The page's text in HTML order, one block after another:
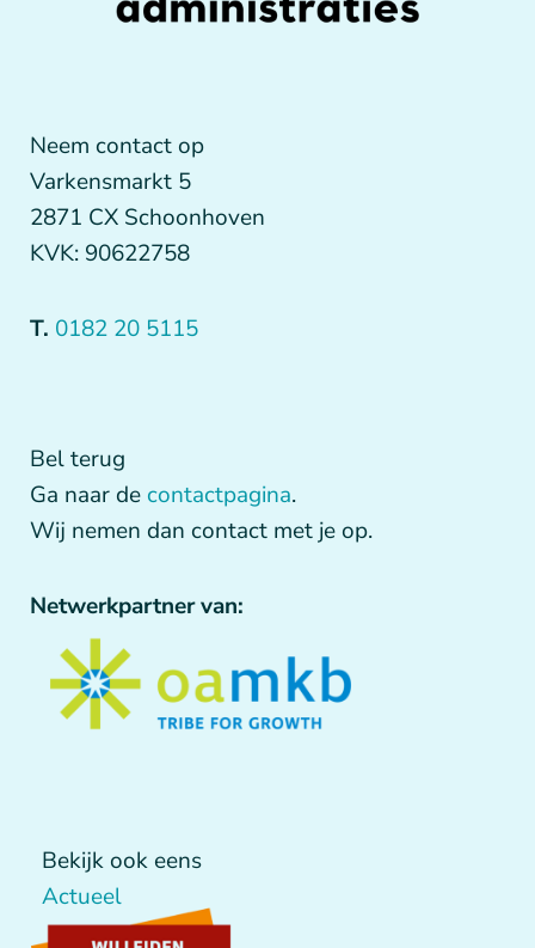
Neem contact op
Varkensmarkt 5
2871 CX Schoonhoven
KVK: 90622758
T. 0182 20 5115
Bel terug
Ga naar de contactpagina.
Wij nemen dan contact met je op.
Netwerkpartner van:
Bekijk ook eens
Actueel